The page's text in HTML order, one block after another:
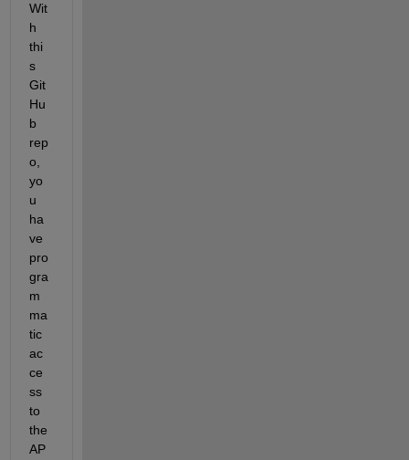
Wit
h
thi
s
Git
Hu
b
rep
o,
yo
u
ha
ve
pro
gra
m
ma
tic
ac
ce
ss
to
the
AP